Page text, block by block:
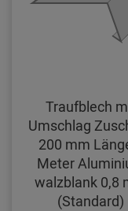
Traufblech
Umschlag
200 mm
Meter
walzblank 0,8
(Standard)